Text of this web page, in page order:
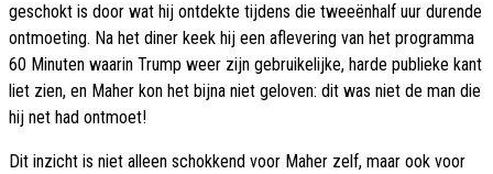
geschokt is door wat hij ontdekte tijdens die tweeënhalf uur durende
ontmoeting. Na het diner keek hij een aflevering van het programma
60 Minuten waarin Trump weer zijn gebruikelijke, harde publieke kant
liet zien, en Maher kon het bijna niet geloven: dit was niet de man die
hij net had ontmoet!
Dit inzicht is niet alleen schokkend voor Maher zelf, maar ook voor